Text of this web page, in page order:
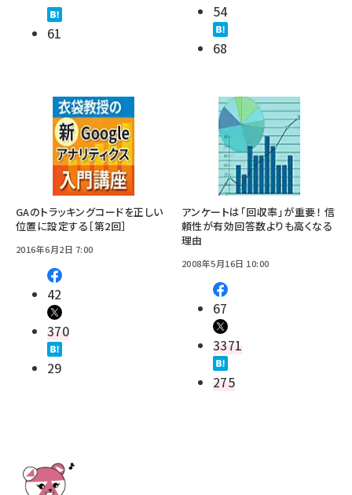
61
54
68
GAのトラッキングコードを正しい
位置に設定する［第2回］
2016年6月2日 7:00
42
370
29
アンケートは「回収率」が重要！ 信
頼性が有効回答数よりも高くなる
理由
2008年5月16日 10:00
67
3371
275